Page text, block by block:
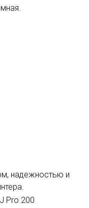
надежностью и
Pro 200